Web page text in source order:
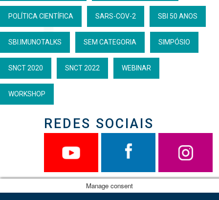
POLÍTICA CIENTÍFICA SARS-COV-2 SBI 50 ANOS
SBI.IMUNOTALKS SEM CATEGORIA SIMPÓSIO
SNCT 2020 SNCT 2022 WEBINAR
WORKSHOP
REDES SOCIAIS
Manage consent